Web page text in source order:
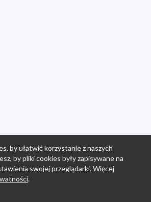
by ułatwić korzystanie z naszych
by pliki cookies były zapisywane na
swojej przeglądarki. Więcej
.